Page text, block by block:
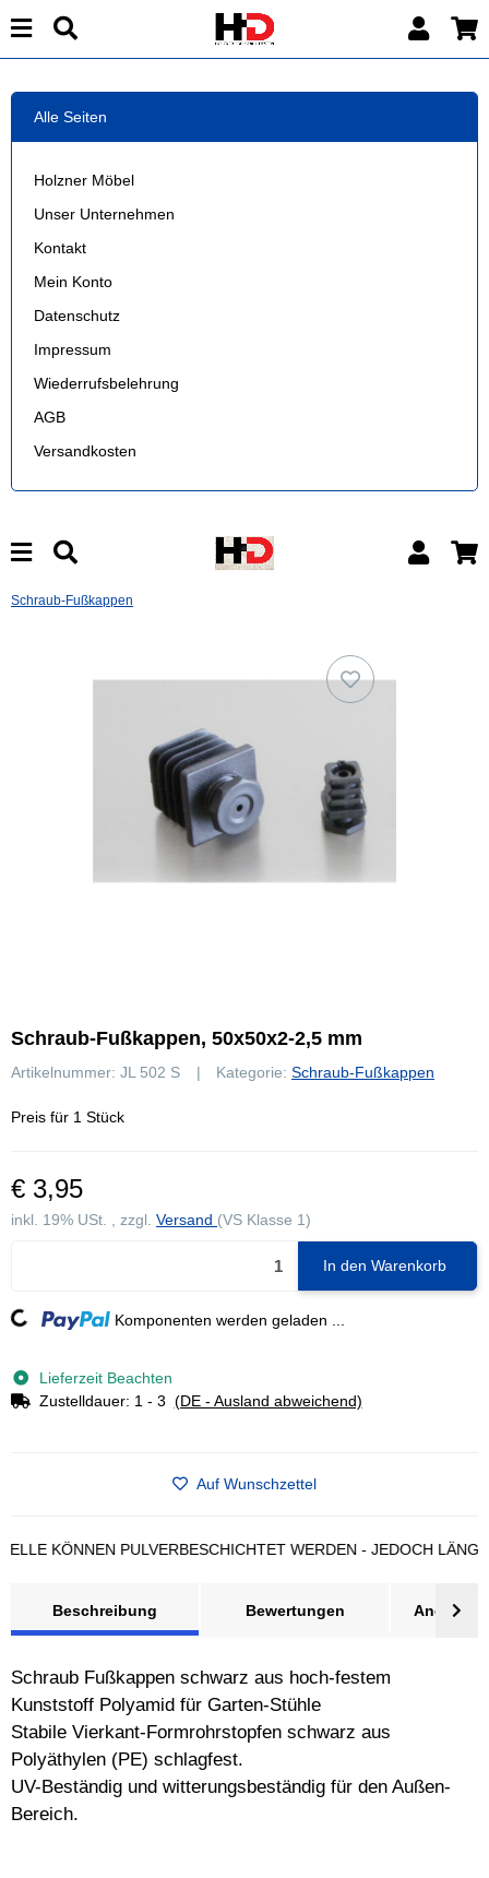
Alle Seiten
Holzner Möbel
Unser Unternehmen
Kontakt
Mein Konto
Datenschutz
Impressum
Wiederrufsbelehrung
AGB
Versandkosten
Schraub-Fußkappen
Schraub-Fußkappen, 50x50x2-2,5 mm
Artikelnummer: JL 502 S Kategorie: Schraub-Fußkappen
Preis für 1 Stück
€ 3,95
inkl. 19% USt. , zzgl. Versand (VS Klasse 1)
In den Warenkorb
Loading... Komponenten werden geladen ...
Lieferzeit Beachten
Zustelldauer: 1 - 3 (DE - Ausland abweichend)
Auf Wunschzettel
KÖNNEN PULVERBESCHICHTET WERDEN - JEDOCH LÄNGERE
Beschreibung Bewertungen Angebot
Schraub Fußkappen schwarz aus hoch-festem
Kunststoff Polyamid für Garten-Stühle
Stabile Vierkant-Formrohrstopfen schwarz aus
Polyäthylen (PE) schlagfest.
UV-Beständig und witterungsbeständig für den Außen-
Bereich.